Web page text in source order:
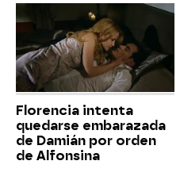
Florencia intenta
quedarse embarazada
de Damián por orden
de Alfonsina